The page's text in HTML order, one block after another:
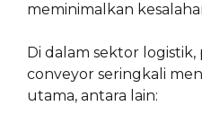
meminimalkan
Di dalam sektor
conveyor seringkali
utama, antara lain: